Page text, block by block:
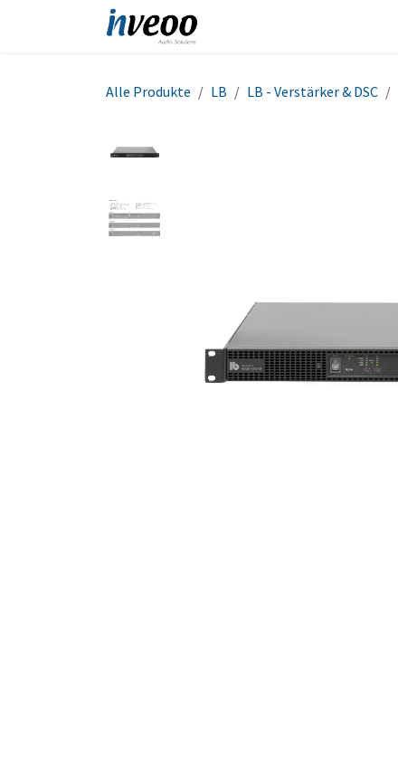
Zum Inhalt springen
Alle Produkte LB LB - Verstärker & DSC